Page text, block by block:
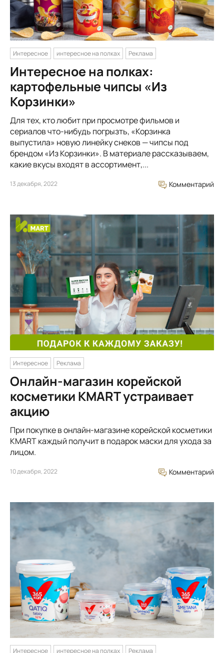
Интересное интересное на полках Реклама
Интересное на полках:
картофельные чипсы «Из
Корзинки»
Для тех, кто любит при просмотре фильмов и
сериалов что-нибудь погрызть, «Корзинка
выпустила» новую линейку снеков — чипсы под
брендом «Из Корзинки». В материале рассказываем,
какие вкусы входят в ассортимент,...
13 декабря, 2022 Комментарий
Интересное Реклама
Онлайн-магазин корейской
косметики KMART устраивает
акцию
При покупке в онлайн-магазине корейской косметики
KMART каждый получит в подарок маски для ухода за
лицом.
10 декабря, 2022 Комментарий
Интересное интересное на полках Реклама